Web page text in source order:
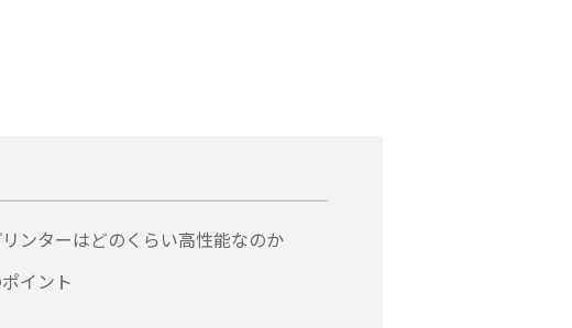
ンターはどのくらい高性能なのか
イント